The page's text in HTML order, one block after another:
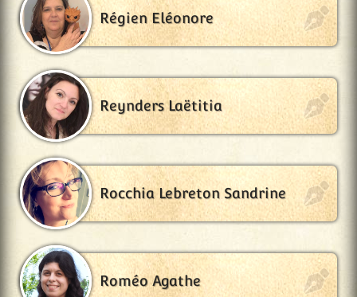
Régien Eléonore
Reynders Laëtitia
Rocchia Lebreton Sandrine
Roméo Agathe